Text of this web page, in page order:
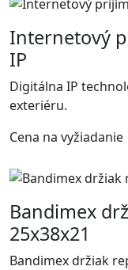
Internetový
IP
Digitálna IP
exteriéru.
Cena na vyžiadanie
Bandimex
25x38x21
Bandimex držiak